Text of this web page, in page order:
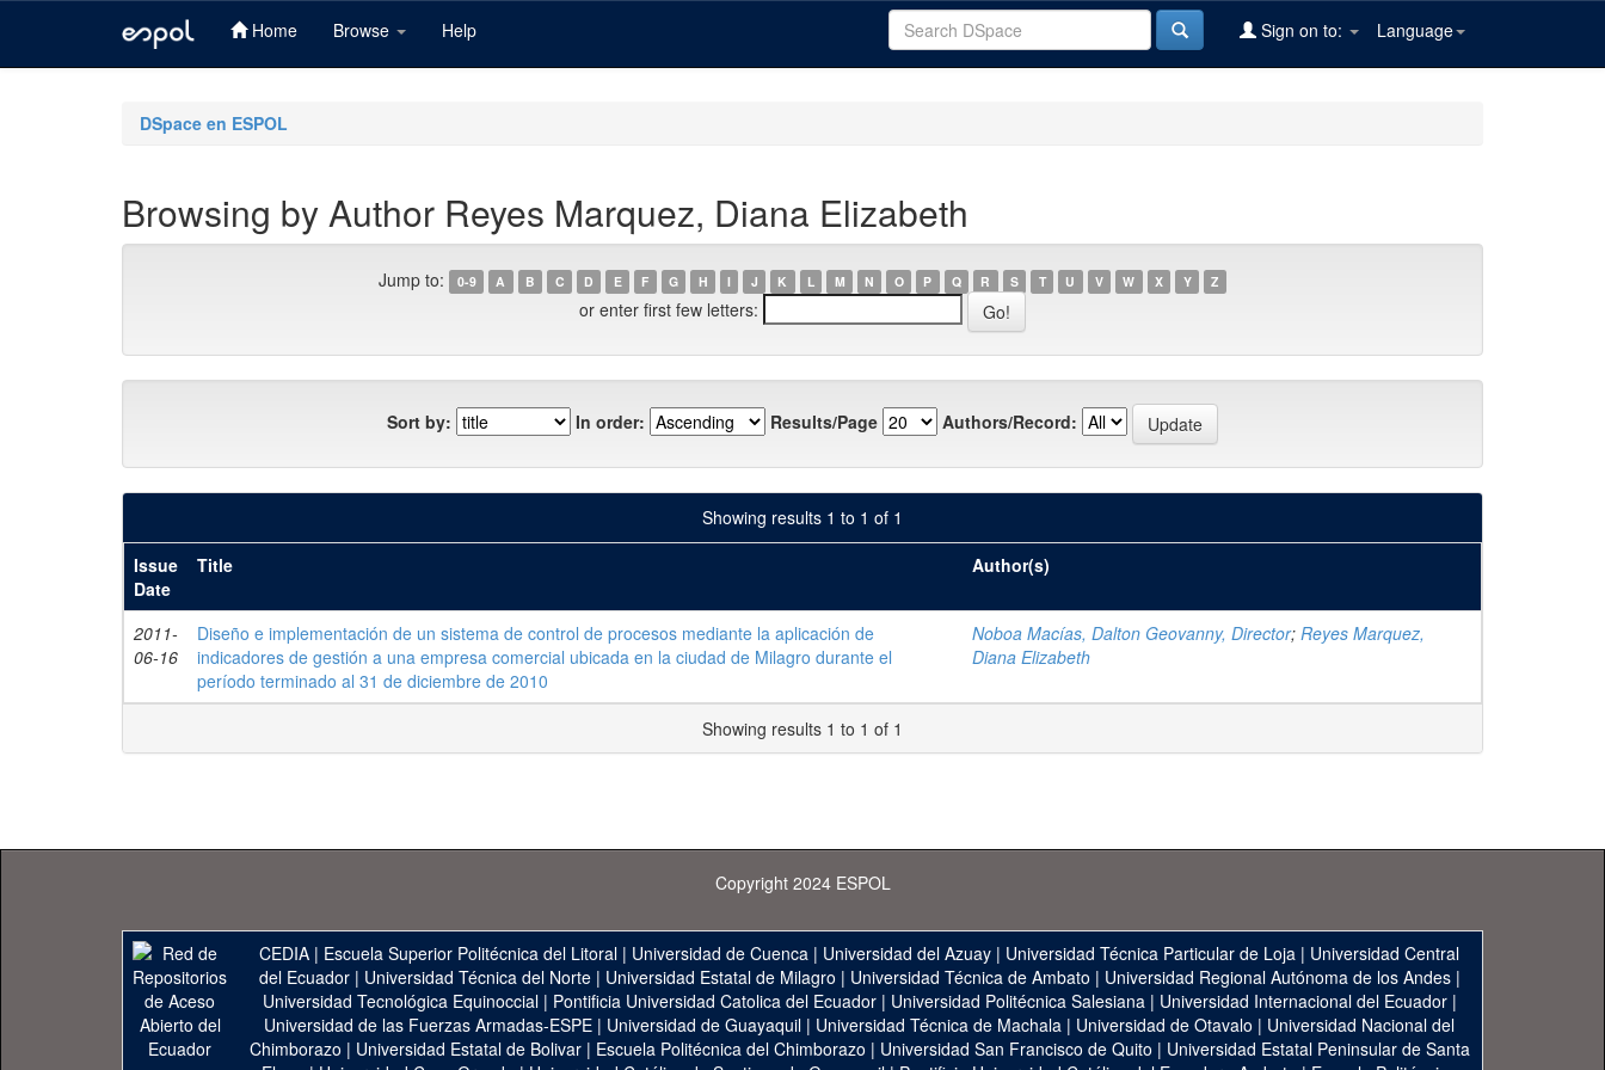
Home Browse Help Language
Sign on to:
DSpace en ESPOL
Browsing by Author Reyes Marquez, Diana Elizabeth
Jump to: 0-9 A B C D E F G H I J K L M N O P Q R S T U V W X Y Z
or enter first few letters:
Sort by: In order: Results/Page Authors/Record:
Showing results 1 to 1 of 1
Issue
Date
Title Author(s)
2011-
06-16
Diseño e implementación de un sistema de control de procesos mediante la aplicación de
indicadores de gestión a una empresa comercial ubicada en la ciudad de Milagro durante el
período terminado al 31 de diciembre de 2010
Noboa Macías, Dalton Geovanny, Director; Reyes Marquez,
Diana Elizabeth
Showing results 1 to 1 of 1
Copyright 2024 ESPOL
CEDIA | Escuela Superior Politécnica del Litoral | Universidad de Cuenca | Universidad del Azuay | Universidad Técnica Particular de Loja | Universidad Central
del Ecuador| Universidad Técnica del Norte| Universidad Estatal de Milagro | Universidad Técnica de Ambato | Universidad Regional Autónoma de los Andes|
Universidad Tecnológica Equinoccial| Pontificia Universidad Catolica del Ecuador| Universidad Politécnica Salesiana| Universidad Internacional del Ecuador|
Universidad de las Fuerzas Armadas-ESPE | Universidad de Guayaquil | Universidad Técnica de Machala | Universidad de Otavalo | Universidad Nacional del
Chimborazo | Universidad Estatal de Bolivar| Escuela Politécnica del Chimborazo | Universidad San Francisco de Quito | Universidad Estatal Peninsular de Santa